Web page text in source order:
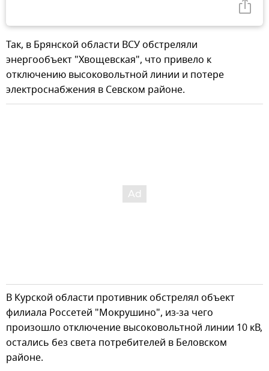
Так, в Брянской области ВСУ обстреляли
энергообъект "Хвощевская", что привело к
отключению высоковольтной линии и потере
электроснабжения в Севском районе.
В Курской области противник обстрелял объект
филиала Россетей "Мокрушино", из-за чего
произошло отключение высоковольтной линии 10 кВ,
остались без света потребителей в Беловском
районе.